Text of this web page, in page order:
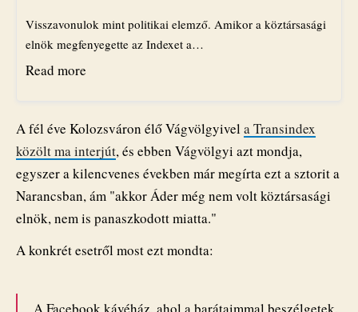
Visszavonulok mint politikai elemző. Amikor a köztársasági
elnök megfenyegette az Indexet a…
Read more
A fél éve Kolozsváron élő Vágvölgyivel a Transindex
közölt ma interjút, és ebben Vágvölgyi azt mondja,
egyszer a kilencvenes években már megírta ezt a sztorit a
Narancsban, ám "akkor Áder még nem volt köztársasági
elnök, nem is panaszkodott miatta."
A konkrét esetről most ezt mondta: